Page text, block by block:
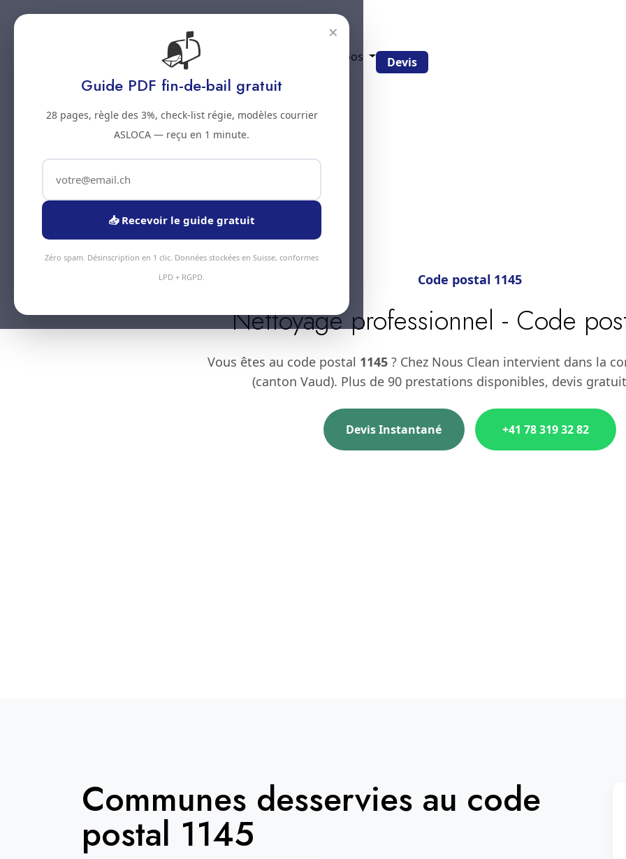
Prestations À propos Devis
Code postal 1145
Nettoyage professionnel - Code
Vous êtes au code postal 1145 ? Chez Nous Clean intervient dans la
(canton Vaud). Plus de 90 prestations disponibles, devis
Devis Instantané +41 78 319 32 82
Communes desservies au code
postal 1145
×
📬
Guide PDF fin-de-bail gratuit
28 pages, règle des 3%, check-list régie, modèles courrier
ASLOCA — reçu en 1 minute.
📥 Recevoir le guide gratuit
Zéro spam. Désinscription en 1 clic. Données stockées en Suisse, conformes
LPD + RGPD.